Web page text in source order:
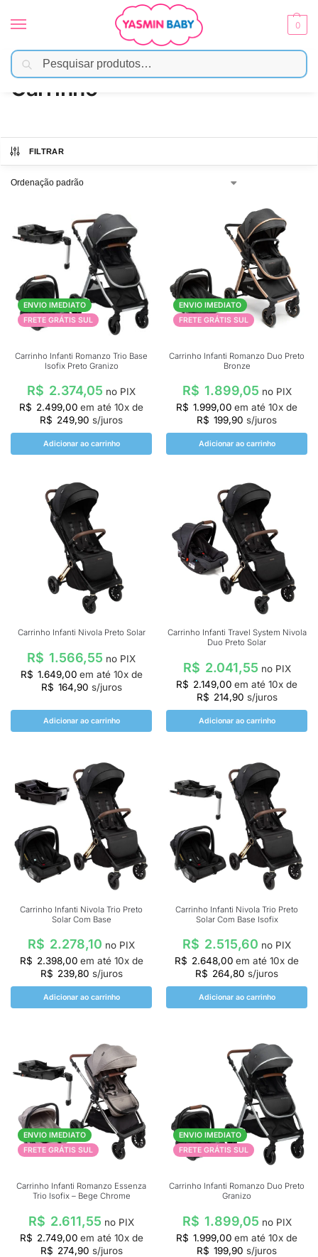
0
Início Passeio / Carrinho
Carrinho
FILTRAR
ENVIO IMEDIATO
FRETE GRÁTIS SUL
Carrinho Infanti Romanzo Trio Base
Isofix Preto Granizo
R$ 2.374,05 no PIX
R$ 2.499,00 em até 10x de
R$ 249,90 s/juros
Adicionar ao carrinho
ENVIO IMEDIATO
FRETE GRÁTIS SUL
Carrinho Infanti Romanzo Duo Preto
Bronze
R$ 1.899,05 no PIX
R$ 1.999,00 em até 10x de
R$ 199,90 s/juros
Adicionar ao carrinho
Carrinho Infanti Nivola Preto Solar
R$ 1.566,55 no PIX
R$ 1.649,00 em até 10x de
R$ 164,90 s/juros
Adicionar ao carrinho
Carrinho Infanti Travel System Nivola
Duo Preto Solar
R$ 2.041,55 no PIX
R$ 2.149,00 em até 10x de
R$ 214,90 s/juros
Adicionar ao carrinho
Carrinho Infanti Nivola Trio Preto
Solar Com Base
R$ 2.278,10 no PIX
R$ 2.398,00 em até 10x de
R$ 239,80 s/juros
Adicionar ao carrinho
Carrinho Infanti Nivola Trio Preto
Solar Com Base Isofix
R$ 2.515,60 no PIX
R$ 2.648,00 em até 10x de
R$ 264,80 s/juros
Adicionar ao carrinho
ENVIO IMEDIATO
FRETE GRÁTIS SUL
Carrinho Infanti Romanzo Essenza
Trio Isofix – Bege Chrome
R$ 2.611,55 no PIX
R$ 2.749,00 em até 10x de
R$ 274,90 s/juros
ENVIO IMEDIATO
FRETE GRÁTIS SUL
Carrinho Infanti Romanzo Duo Preto
Granizo
R$ 1.899,05 no PIX
R$ 1.999,00 em até 10x de
R$ 199,90 s/juros